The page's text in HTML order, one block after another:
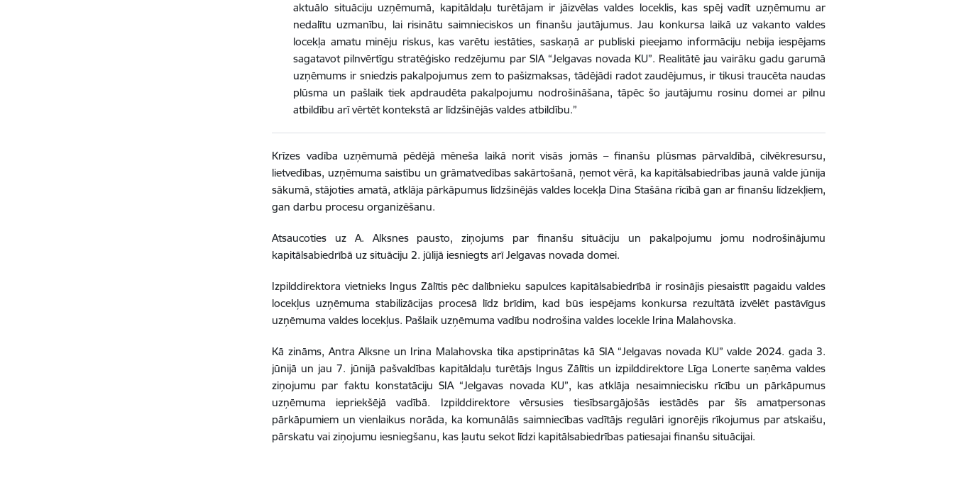
aktuālo situāciju uzņēmumā, kapitāldaļu turētājam ir jāizvēlas valdes loceklis, kas spēj vadīt uzņēmumu ar
nedalītu uzmanību, lai risinātu saimnieciskos un finanšu jautājumus. Jau konkursa laikā uz vakanto valdes
locekļa amatu minēju riskus, kas varētu iestāties, saskaņā ar publiski pieejamo informāciju nebija iespējams
sagatavot pilnvērtīgu stratēģisko redzējumu par SIA “Jelgavas novada KU”. Realitātē jau vairāku gadu garumā
uzņēmums ir sniedzis pakalpojumus zem to pašizmaksas, tādējādi radot zaudējumus, ir tikusi traucēta naudas
plūsma un pašlaik tiek apdraudēta pakalpojumu nodrošināšana, tāpēc šo jautājumu rosinu domei ar pilnu
atbildību arī vērtēt kontekstā ar līdzšinējās valdes atbildību.”
Krīzes vadība uzņēmumā pēdējā mēneša laikā norit visās jomās – finanšu plūsmas pārvaldībā, cilvēkresursu,
lietvedības, uzņēmuma saistību un grāmatvedības sakārtošanā, ņemot vērā, ka kapitālsabiedrības jaunā valde jūnija
sākumā, stājoties amatā, atklāja pārkāpumus līdzšinējās valdes locekļa Dina Stašāna rīcībā gan ar finanšu līdzekļiem,
gan darbu procesu organizēšanu.
Atsaucoties uz A. Alksnes pausto, ziņojums par finanšu situāciju un pakalpojumu jomu nodrošinājumu
kapitālsabiedrībā uz situāciju 2. jūlijā iesniegts arī Jelgavas novada domei.
Izpilddirektora vietnieks Ingus Zālītis pēc dalībnieku sapulces kapitālsabiedrībā ir rosinājis piesaistīt pagaidu valdes
locekļus uzņēmuma stabilizācijas procesā līdz brīdim, kad būs iespējams konkursa rezultātā izvēlēt pastāvīgus
uzņēmuma valdes locekļus. Pašlaik uzņēmuma vadību nodrošina valdes locekle Irina Malahovska.
Kā zināms, Antra Alksne un Irina Malahovska tika apstiprinātas kā SIA “Jelgavas novada KU” valde 2024. gada 3.
jūnijā un jau 7. jūnijā pašvaldības kapitāldaļu turētājs Ingus Zālītis un izpilddirektore Līga Lonerte saņēma valdes
ziņojumu par faktu konstatāciju SIA “Jelgavas novada KU”, kas atklāja nesaimniecisku rīcību un pārkāpumus
uzņēmuma iepriekšējā vadībā. Izpilddirektore vērsusies tiesībsargājošās iestādēs par šīs amatpersonas
pārkāpumiem un vienlaikus norāda, ka komunālās saimniecības vadītājs regulāri ignorējis rīkojumus par atskaišu,
pārskatu vai ziņojumu iesniegšanu, kas ļautu sekot līdzi kapitālsabiedrības patiesajai finanšu situācijai.